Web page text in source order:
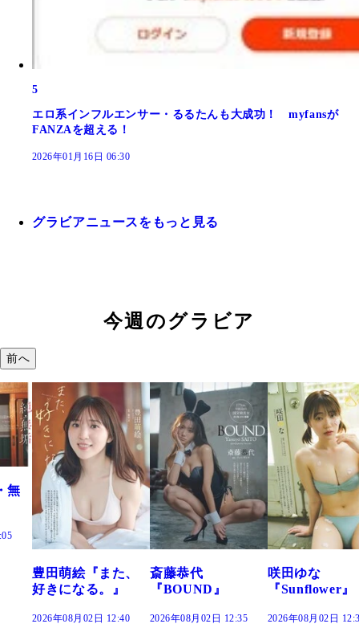
5
エロ系インフルエンサー・るるたんも大成功！ myfansが
FANZAを超える！
2026年01月16日 06:30
グラビアニュースをもっと見る
今週のグラビア
前へ
斎藤恭代
『BOUND』
2026年08月02日 12:35
咲田ゆな
『Sunflower』
2026年08月02日 12:30
藤水咲桜『花
だまり』
2026年08月02日